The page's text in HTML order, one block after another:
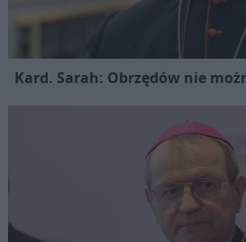
Kard. Sarah: Obrzędów nie